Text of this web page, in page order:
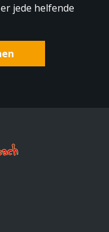
jede helfende